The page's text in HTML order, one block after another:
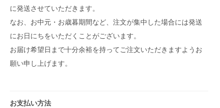
に発送させていただきます。
なお、お中元・お歳暮期間など、注文が集中した場合には発送
にお日にちをいただくことがございます。
お届け希望日まで十分余裕を持ってご注文いただきますようお
願い申し上げます。
お支払い方法